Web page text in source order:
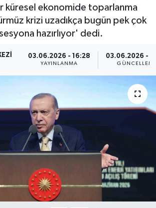
küresel ekonomide toparlanma
krizi uzadıkça bugün pek çok
hazırlıyor' dedi.
03.06.2026 - 16:28
YAYINLANMA
03.06.2026 -